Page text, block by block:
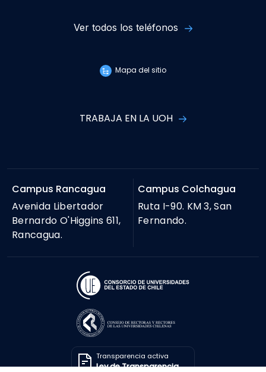
Ver todos los teléfonos
Mapa del sitio
TRABAJA EN LA UOH
Campus Rancagua
Avenida Libertador
Bernardo O'Higgins 611,
Rancagua.
Campus Colchagua
Ruta I-90. KM 3, San
Fernando.
Transparencia activa
Ley de Transparencia